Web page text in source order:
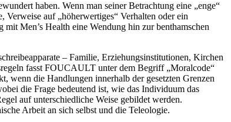
haben. Wenn man seiner Betrachtung eine „enge“
auf „höherwertiges“ Verhalten oder ein
Men’s Health eine Wendung hin zur benthamschen
– Familie, Erziehungsinstitutionen, Kirchen
fasst FOUCAULT unter dem Begriff „Moralcode“
wenn die Handlungen innerhalb der gesetzten Grenzen
die Frage bedeutend ist, wie das Individuum das
auf unterschiedliche Weise gebildet werden.
Arbeit an sich selbst und die Teleologie.